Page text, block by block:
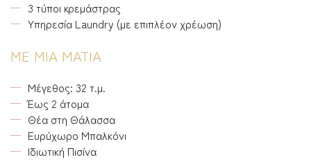
3 τύποι κρεμάστρας
Υπηρεσία Laundry (με επιπλέον χρέωση)
ΜΕ ΜΙΑ ΜΑΤΙΑ
Μέγεθος: 32 τ.μ.
Έως 2 άτομα
Θέα στη Θάλασσα
Ευρύχωρο Μπαλκόνι
Ιδιωτική Πισίνα